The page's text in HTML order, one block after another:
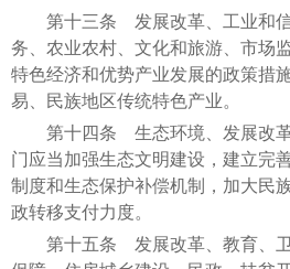
第十三条 发展改革、工业和信
务、农业农村、文化和旅游、市场
特色经济和优势产业发展的政策措
易、民族地区传统特色产业。
第十四条 生态环境、发展改革
门应当加强生态文明建设，建立完
制度和生态保护补偿机制，加大民
政转移支付力度。
第十五条 发展改革、教育、卫